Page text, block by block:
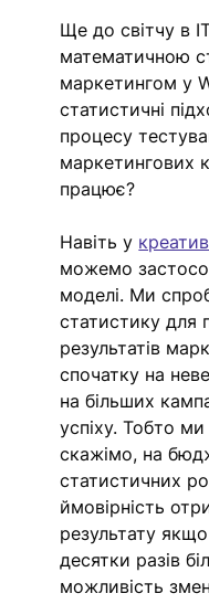
Ще до світчу в
математичною
маркетингом у
статистичні
процесу
маркетингових
працює?
Навіть у
можемо
моделі. Ми
статистику для
результатів
спочатку на
на більших
успіху. Тобто
скажімо, на
статистичних
ймовірність
результату
десятки разів
можливість